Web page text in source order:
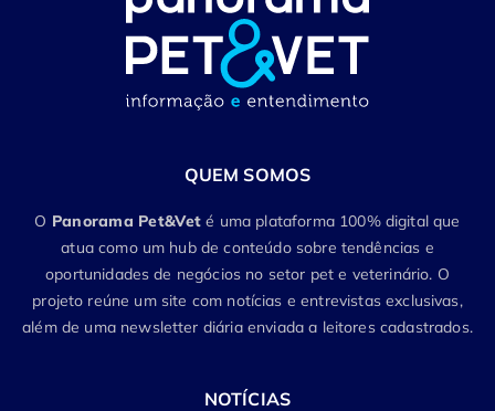
QUEM SOMOS
O Panorama Pet&Vet é uma plataforma 100% digital que
atua como um hub de conteúdo sobre tendências e
oportunidades de negócios no setor pet e veterinário. O
projeto reúne um site com notícias e entrevistas exclusivas,
além de uma newsletter diária enviada a leitores cadastrados.
NOTÍCIAS